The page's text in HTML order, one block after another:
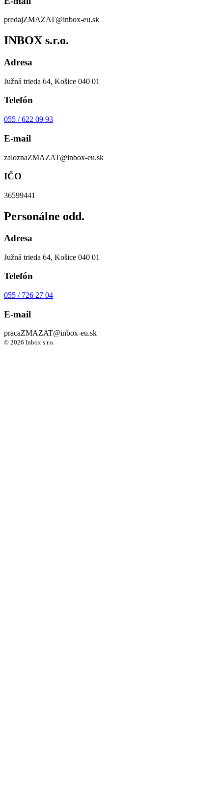
predajZMAZAT@inbox-eu.sk
INBOX s.r.o.
Adresa
Južná trieda 64, Košice 040 01
Telefón
055 / 622 09 93
E-mail
zaloznaZMAZAT@inbox-eu.sk
IČO
36599441
Personálne odd.
Adresa
Južná trieda 64, Košice 040 01
Telefón
055 / 726 27 04
E-mail
pracaZMAZAT@inbox-eu.sk
© 2026 Inbox s.r.o.